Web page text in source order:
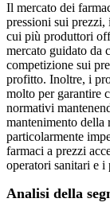
Il mercato dei
pressioni sui
​​cui più produttori
mercato guidato da
competizione sui
profitto. Inoltre, i
molto per garantire
normativi
mantenimento della
particolarmente
farmaci a prezzi
operatori sanitari e i
Analisi della